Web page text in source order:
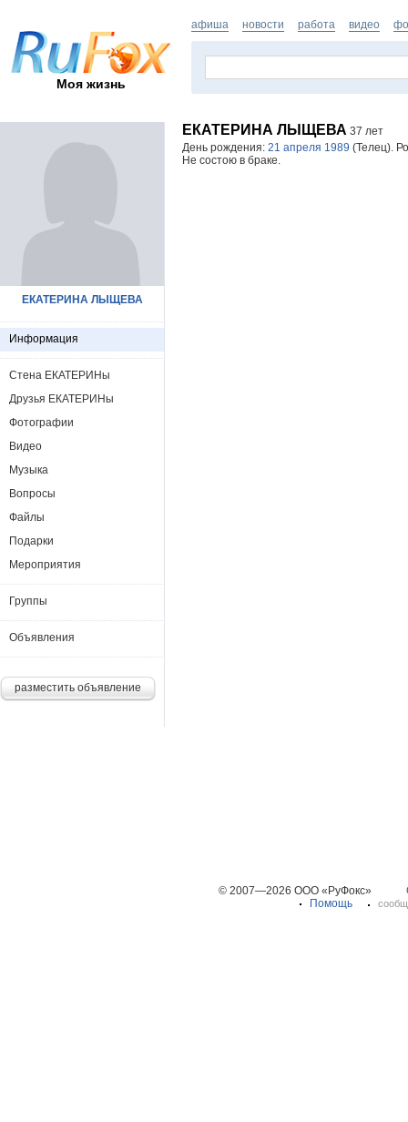
Моя жизнь
афиша новости работа видео
ЕКАТЕРИНА ЛЫЩЕВА 37 лет
День рождения: 21 апреля 1989 (Телец).
Не состою в браке.
ЕКАТЕРИНА ЛЫЩЕВА
Информация
Стена ЕКАТЕРИНы
Друзья ЕКАТЕРИНы
Фотографии
Видео
Музыка
Вопросы
Файлы
Подарки
Мероприятия
Группы
Объявления
разместить объявление
© 2007—2026 ООО «РуФокс»
Помощь